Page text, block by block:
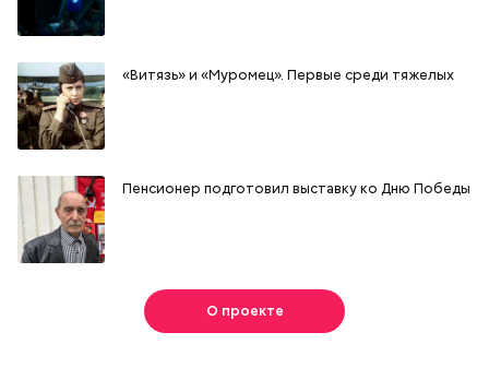
«Витязь» и «Муромец». Первые среди тяжелых
Пенсионер подготовил выставку ко Дню Победы
О проекте